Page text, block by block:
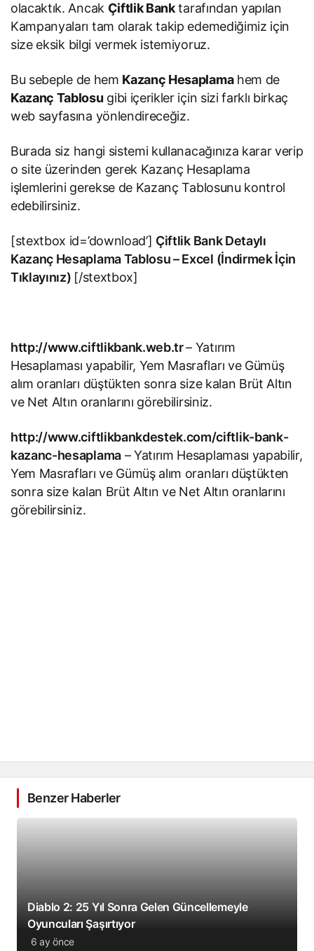
olacaktık. Ancak Çiftlik Banktarafından yapılan
Kampanyaları tam olarak takip edemediğimiz için
size eksik bilgi vermek istemiyoruz.
Bu sebeple de hem Kazanç Hesaplamahem de
Kazanç Tablosu gibi içerikler için sizi farklı birkaç
web sayfasına yönlendireceğiz.
Burada siz hangi sistemi kullanacağınıza karar verip
o site üzerinden gerek Kazanç Hesaplama
işlemlerini gerekse de Kazanç Tablosunu kontrol
edebilirsiniz.
[stextbox id=’download’] Çiftlik Bank Detaylı
Kazanç Hesaplama Tablosu – Excel (İndirmek İçin
Tıklayınız) [/stextbox]
http://www.ciftlikbank.web.tr– Yatırım
Hesaplaması yapabilir, Yem Masrafları ve Gümüş
alım oranları düştükten sonra size kalan Brüt Altın
ve Net Altın oranlarını görebilirsiniz.
http://www.ciftlikbankdestek.com/ciftlik-bank-
kazanc-hesaplama– Yatırım Hesaplaması yapabilir,
Yem Masrafları ve Gümüş alım oranları düştükten
sonra size kalan Brüt Altın ve Net Altın oranlarını
görebilirsiniz.
Benzer Haberler
Diablo 2: 25 Yıl Sonra Gelen Güncellemeyle
Oyuncuları Şaşırtıyor
6 ay önce